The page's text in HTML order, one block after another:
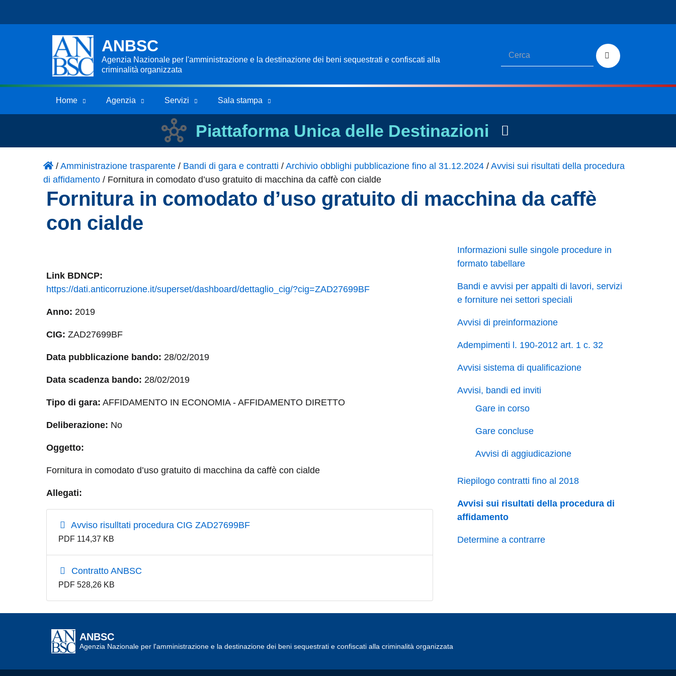
ANBSC
Agenzia Nazionale per l'amministrazione e la destinazione dei beni sequestrati e confiscati alla
criminalità organizzata
Home Agenzia Servizi Sala stampa
Piattaforma Unica delle Destinazioni
/Amministrazione trasparente / Bandi di gara e contratti /Archivio obblighi pubblicazione fino al 31.12.2024 /Avvisi sui risultati della procedura
di affidamento / Fornitura in comodato d’uso gratuito di macchina da caffè con cialde
Fornitura in comodato d’uso gratuito di macchina da caffè
con cialde
Link BDNCP:
https://dati.anticorruzione.it/superset/dashboard/dettaglio_cig/?cig=ZAD27699BF
Anno: 2019
CIG: ZAD27699BF
Data pubblicazione bando: 28/02/2019
Data scadenza bando: 28/02/2019
Tipo di gara: AFFIDAMENTO IN ECONOMIA - AFFIDAMENTO DIRETTO
Deliberazione: No
Oggetto:
Fornitura in comodato d’uso gratuito di macchina da caffè con cialde
Allegati:
Avviso risulltati procedura CIG ZAD27699BF
PDF 114,37 KB
Contratto ANBSC
PDF 528,26 KB
Informazioni sulle singole procedure in
formato tabellare
Bandi e avvisi per appalti di lavori, servizi
e forniture nei settori speciali
Avvisi di preinformazione
Adempimenti l. 190-2012 art. 1 c. 32
Avvisi sistema di qualificazione
Avvisi, bandi ed inviti
Gare in corso
Gare concluse
Avvisi di aggiudicazione
Riepilogo contratti fino al 2018
Avvisi sui risultati della procedura di
affidamento
Determine a contrarre
ANBSC
Agenzia Nazionale per l'amministrazione e la destinazione dei beni sequestrati e confiscati alla criminalità organizzata